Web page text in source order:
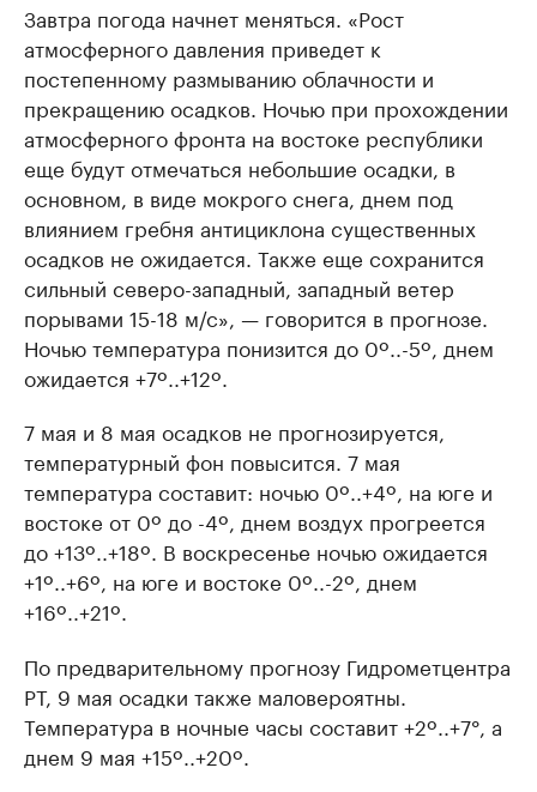
Завтра погода начнет меняться. «Рост
атмосферного давления приведет к
постепенному размыванию облачности и
прекращению осадков. Ночью при прохождении
атмосферного фронта на востоке республики
еще будут отмечаться небольшие осадки, в
основном, в виде мокрого снега, днем под
влиянием гребня антициклона существенных
осадков не ожидается. Также еще сохранится
сильный северо-западный, западный ветер
порывами 15-18 м/с», — говорится в прогнозе.
Ночью температура понизится до 0º..-5º, днем
ожидается +7º..+12º.
7 мая и 8 мая осадков не прогнозируется,
температурный фон повысится. 7 мая
температура составит: ночью 0º..+4º, на юге и
востоке от 0º до -4º, днем воздух прогреется
до +13º..+18º. В воскресенье ночью ожидается
+1º..+6º, на юге и востоке 0º..-2º, днем
+16º..+21º.
По предварительному прогнозу Гидрометцентра
РТ, 9 мая осадки также маловероятны.
Температура в ночные часы составит +2º..+7°, а
днем 9 мая +15º..+20º.